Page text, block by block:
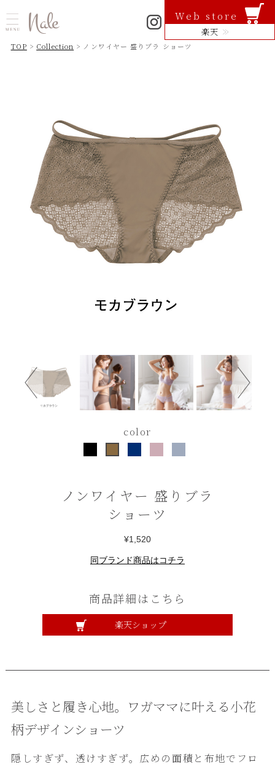
Web store
楽天
TOP > Collection > ノンワイヤー 盛りブラ ショーツ
color
ノンワイヤー 盛りブラ
ショーツ
¥1,520
同ブランド商品はコチラ
商品詳細はこちら
楽天ショップ
美しさと履き心地。ワガママに叶える小花
柄デザインショーツ
隠しすぎず、透けすぎず。広めの面積と布地でフロ